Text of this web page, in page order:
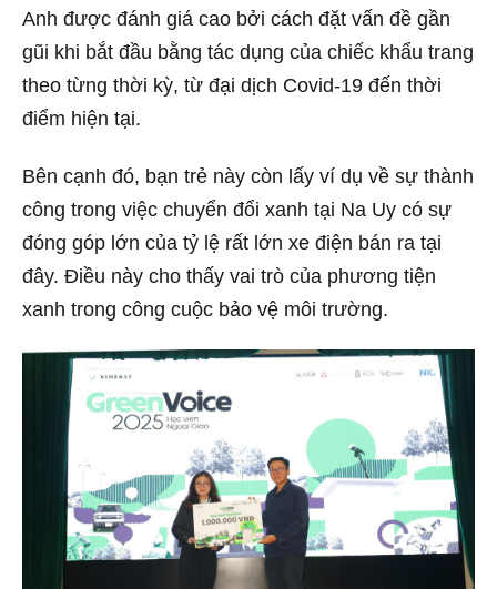
Anh được đánh giá cao bởi cách đặt vấn đề gần
gũi khi bắt đầu bằng tác dụng của chiếc khẩu trang
theo từng thời kỳ, từ đại dịch Covid-19 đến thời
điểm hiện tại.
Bên cạnh đó, bạn trẻ này còn lấy ví dụ về sự thành
công trong việc chuyển đổi xanh tại Na Uy có sự
đóng góp lớn của tỷ lệ rất lớn xe điện bán ra tại
đây. Điều này cho thấy vai trò của phương tiện
xanh trong công cuộc bảo vệ môi trường.